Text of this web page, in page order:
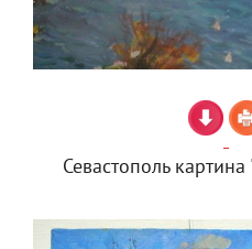
Севастополь